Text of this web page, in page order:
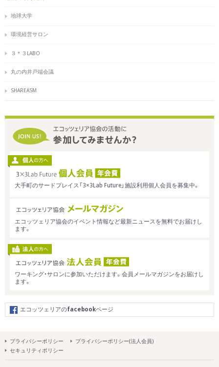
地球大学
環境経営サロン
３＊３LABO
丸の内井戸端会議
SHAREASM
大手町のサードプレイス「3×3Lab Future」施設利用個人会員を募集中。
エコッツェリア協会のイベント情報など最新ニュースを無料でお届けし
ます。
ワーキング・サロンに参加いただけます。会員メールマガジンをお届けし
ます。
エコッツェリアのfacebookページ
プライバシーポリシー
プライバシーポリシー(法人会員)
セキュリティポリシー